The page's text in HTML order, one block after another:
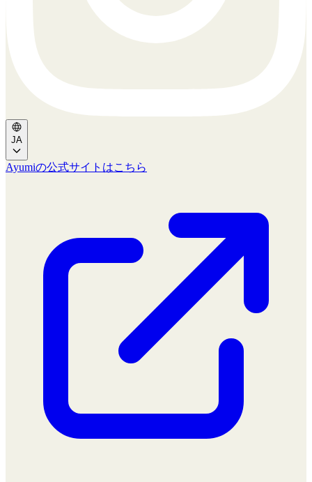
JA
Ayumiの公式サイトはこちら